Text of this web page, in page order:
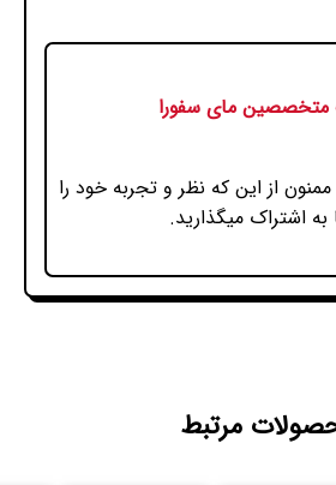
متخصصین مای سفورا
از این که نظر و تجربه خود را
به اشتراک میگذارید.
مرتبط